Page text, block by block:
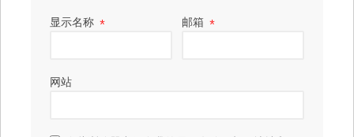
显示名称 * 邮箱*
网站